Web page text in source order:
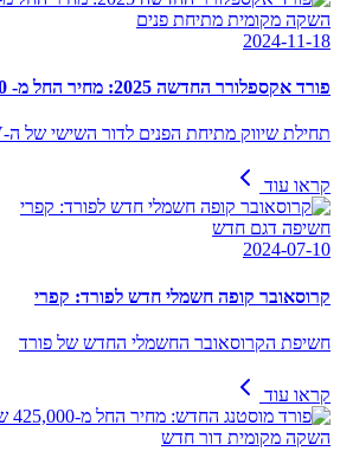
השקה מקומית מתיחת פנים
2024-11-18
פורד אקספלורר החדשה 2025: מחיר החל מ- 354,900 ש"ח
תחילת שיווק מתיחת הפנים לדור השישי של ה-SUV של פורד
קראו עוד
חשיפה דגם חדש
2024-07-10
קרוסאובר קופה חשמלי חדש לפורד: קפרי
חשיפת הקרוסאובר החשמלי החדש של פורד
קראו עוד
השקה מקומית דור חדש